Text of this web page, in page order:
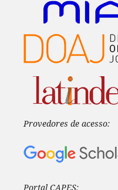
Provedores de acesso:
Portal CAPES: